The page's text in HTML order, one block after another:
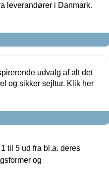
leverandører i Danmark.
udvalg af alt det
og sikker sejltur. Klik her
til 5 ud fra bl.a. deres
og